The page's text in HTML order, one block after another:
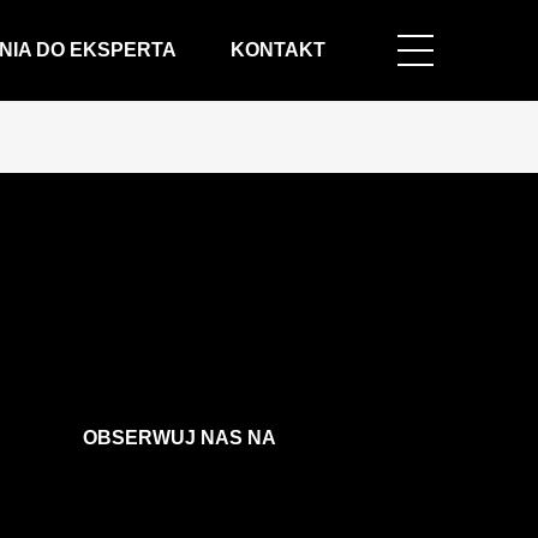
DO EKSPERTA KONTAKT
OBSERWUJ NAS NA